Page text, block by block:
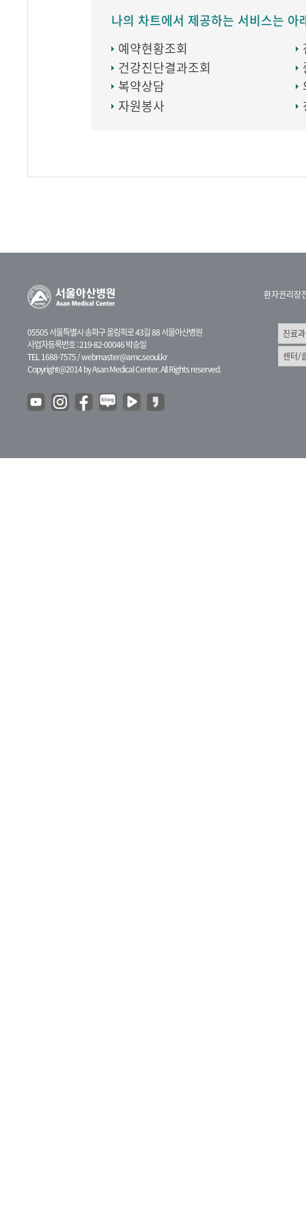
나의 차트에서 제공하는 서비스는 아
예약현황조회
건강진단결과조회
복약상담
자원봉사
05505 서울특별시 송파구 올림픽로 43길 88 서울아산병원
사업자등록번호 : 219-82-00046 박승일
TEL 1688-7575 /webmaster@amc.seoul.kr
Copyright@2014 by Asan Medical Center. All Rights reserved.
환자권리장